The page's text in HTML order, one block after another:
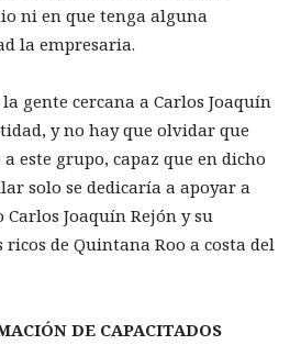
ni en que tenga alguna
la empresaria.
gente cercana a Carlos Joaquín
y no hay que olvidar que
este grupo, capaz que en dicho
solo se dedicaría a apoyar a
Joaquín Rejón y su
de Quintana Roo a costa del
DE CAPACITADOS